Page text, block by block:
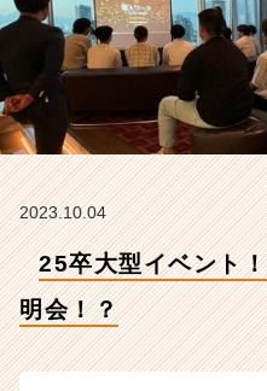
会！？
【株
会
社
H
m
ム
2023.10.04
25卒大型イベント
明会！？